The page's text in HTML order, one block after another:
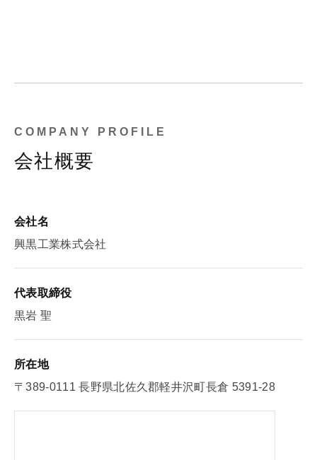
COMPANY PROFILE
会社概要
会社名
興黒工業株式会社
代表取締役
黒岩 聖
所在地
〒389-0111 長野県北佐久郡軽井沢町長倉 5391-28